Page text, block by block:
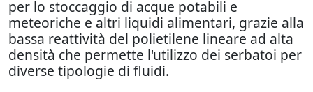
per lo stoccaggio di acque potabili e
meteoriche e altri liquidi alimentari, grazie alla
bassa reattività del polietilene lineare ad alta
densità che permette l'utilizzo dei serbatoi per
diverse tipologie di fluidi.